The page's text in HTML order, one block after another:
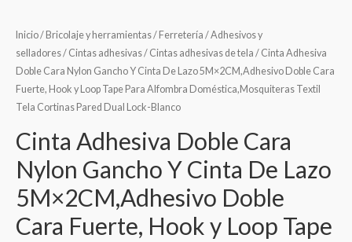
Inicio/ Bricolaje y herramientas/ Ferretería /Adhesivos y
selladores/ Cintas adhesivas/ Cintas adhesivas de tela / Cinta Adhesiva
Doble Cara Nylon Gancho Y Cinta De Lazo 5M×2CM,Adhesivo Doble Cara
Fuerte, Hook y Loop Tape Para Alfombra Doméstica,Mosquiteras Textil
Tela Cortinas Pared Dual Lock-Blanco
Cinta Adhesiva Doble Cara
Nylon Gancho Y Cinta De Lazo
5M×2CM,Adhesivo Doble
Cara Fuerte, Hook y Loop Tape